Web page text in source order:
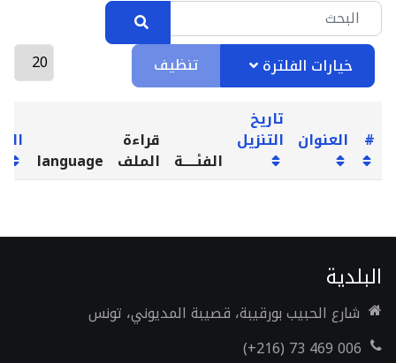
خيارات الفلترة تنظيف
# العنوان
تاريخ
التنزيل
الفئـــــة
قراءة
الملف language
البلدية
شارع الحبيب بورقيبة، قصيبة المديوني، تونس
006 469 73 (216+)